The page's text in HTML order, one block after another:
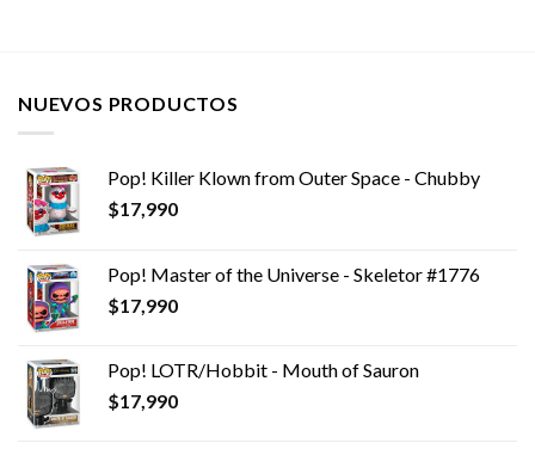
NUEVOS PRODUCTOS
Pop! Killer Klown from Outer Space - Chubby
$17,990
Pop! Master of the Universe - Skeletor #1776
$17,990
Pop! LOTR/Hobbit - Mouth of Sauron
$17,990